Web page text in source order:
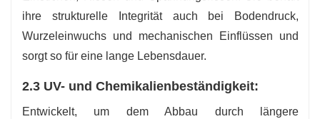
ihre strukturelle Integrität auch bei Bodendruck,
Wurzeleinwuchs und mechanischen Einflüssen und
sorgt so für eine lange Lebensdauer.
2.3 UV- und Chemikalienbeständigkeit:
Entwickelt, um dem Abbau durch längere